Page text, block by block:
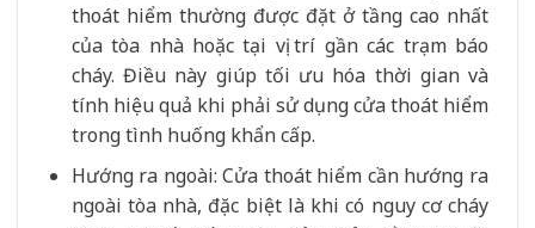
thoát hiểm thường được đặt ở tầng cao nhất
của tòa nhà hoặc tại vị trí gần các trạm báo
cháy. Điều này giúp tối ưu hóa thời gian và
tính hiệu quả khi phải sử dụng cửa thoát hiểm
trong tình huống khẩn cấp.
Hướng ra ngoài: Cửa thoát hiểm cần hướng ra
ngoài tòa nhà, đặc biệt là khi có nguy cơ cháy